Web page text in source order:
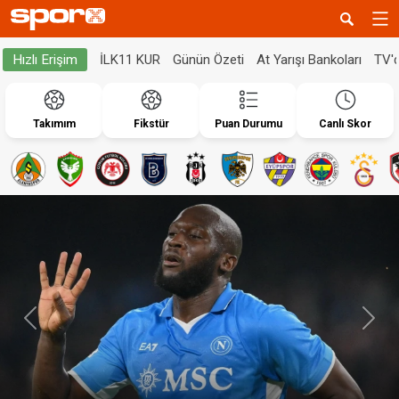
Hızlı Erişim İLK11 KUR Günün Özeti At Yarışı Bankoları
Takımım Fikstür Puan Durumu Canlı Skor
Geri İleri